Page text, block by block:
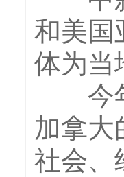
和美国
体为当
今年
加拿大
社会、